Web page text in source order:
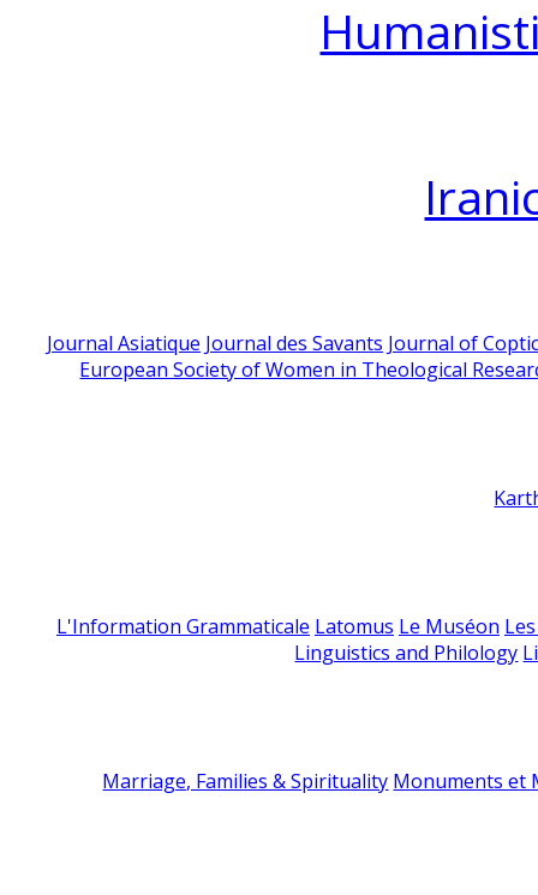
Journal Asiatique Journal des Savants Journal of
European Society of Women in Theological
L'Information Grammaticale Latomus Le Muséon
Linguistics and Philology
Marriage, Families & Spirituality Monuments et